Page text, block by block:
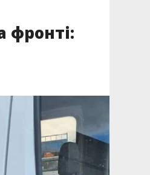
фронті: